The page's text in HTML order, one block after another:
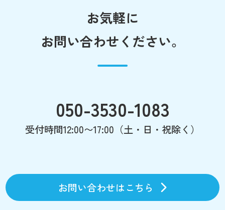
お気軽に
お問い合わせください。
050-3530-1083
受付時間12:00〜17:00（土・日・祝除く）
お問い合わせはこちら